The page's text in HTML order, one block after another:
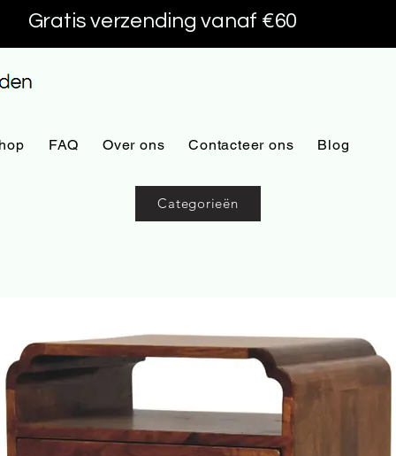
Gratis verzending vanaf €60
FAQ Over ons Contacteer ons Blog
Categorieën